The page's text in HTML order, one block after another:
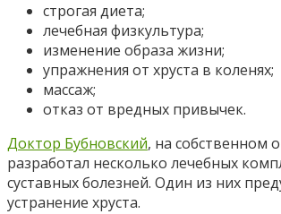
строгая диета;
лечебная физкультура;
изменение образа жизни;
упражнения от хруста в коленях;
массаж;
отказ от вредных привычек.
Доктор Бубновский, на собственном
разработал несколько лечебных
суставных болезней. Один из них
устранение хруста.